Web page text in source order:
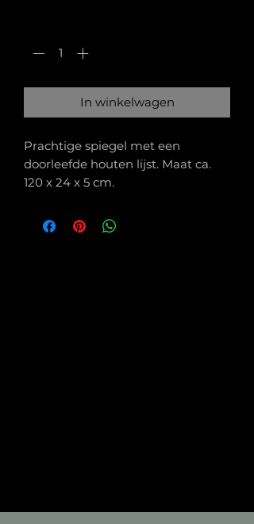
In winkelwagen
Prachtige spiegel met een
doorleefde houten lijst. Maat ca.
120 x 24 x 5 cm.